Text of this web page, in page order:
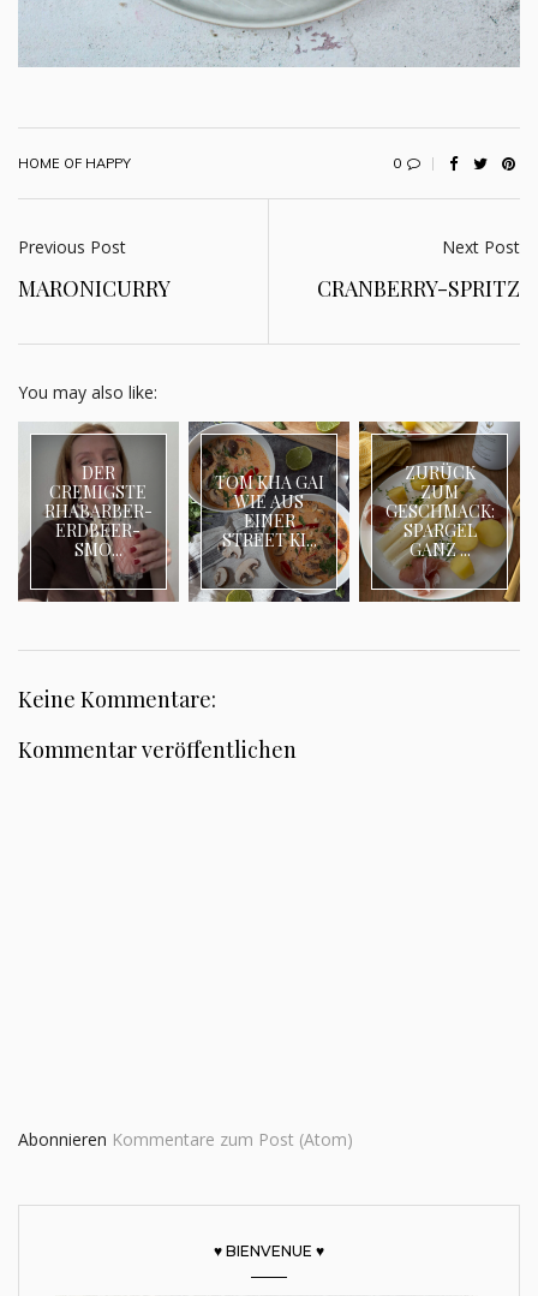
HOME OF HAPPY 0
Previous Post
MARONICURRY
Next Post
CRANBERRY-SPRITZ
You may also like:
DER
CREMIGSTE
RHABARBER-
ERDBEER-
SMO...
TOM KHA GAI
WIE AUS
EINER
STREET KI...
ZURÜCK
ZUM
GESCHMACK:
SPARGEL
GANZ ...
Keine Kommentare:
Kommentar veröffentlichen
Abonnieren Kommentare zum Post (Atom)
♥ BIENVENUE ♥